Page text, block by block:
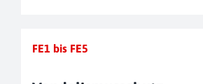
FE1 bis FE5